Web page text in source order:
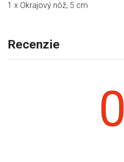
1 x Okrajový nôž, 5 cm
Recenzie
0